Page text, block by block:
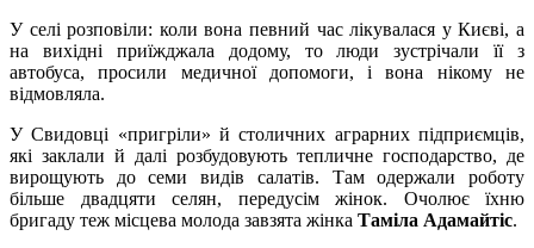
У селі розповіли: коли вона певний час лікувалася у Києві, а
на вихідні приїжджала додому, то люди зустрічали її з
автобуса, просили медичної допомоги, і вона нікому не
відмовляла.
У Свидовці «пригріли» й столичних аграрних підприємців,
які заклали й далі розбудовують тепличне господарство, де
вирощують до семи видів салатів. Там одержали роботу
більше двадцяти селян, передусім жінок. Очолює їхню
бригаду теж місцева молода завзята жінка Таміла Адамайтіс.